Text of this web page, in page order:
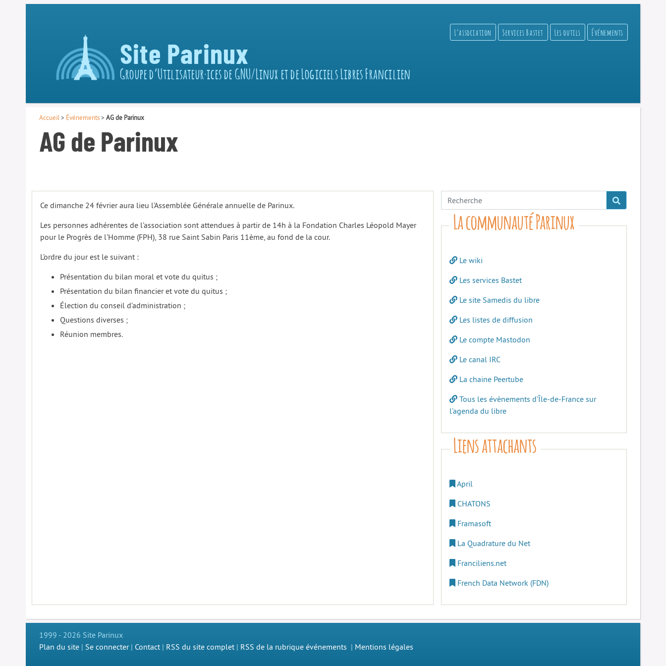
Site Parinux
Groupe d’Utilisateur·ices de GNU/Linux et de Logiciels Libres Francilien
L’association Services Bastet Les outils Événements
Accueil > Événements> AG de Parinux
AG de Parinux
Ce dimanche 24 février aura lieu l’Assemblée Générale annuelle de Parinux.
Les personnes adhérentes de l’association sont attendues à partir de 14h à la Fondation Charles Léopold Mayer
pour le Progrès de l’Homme (FPH), 38 rue Saint Sabin Paris 11ème, au fond de la cour.
L’ordre du jour est le suivant :
Présentation du bilan moral et vote du quitus ;
Présentation du bilan financier et vote du quitus ;
Élection du conseil d’administration ;
Questions diverses ;
Réunion membres.
La communauté Parinux
Le wiki
Les services Bastet
Le site Samedis du libre
Les listes de diffusion
Le compte Mastodon
Le canal IRC
La chaine Peertube
Tous les évènements d’Île-de-France sur
l’agenda du libre
Liens attachants
April
CHATONS
Framasoft
La Quadrature du Net
Franciliens.net
French Data Network (FDN)
1999 - 2026 Site Parinux
Plan du site | Se connecter| Contact | RSS du site complet | RSS de la rubrique événements | Mentions légales